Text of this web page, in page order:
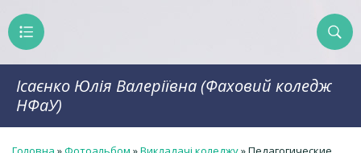
Ісаєнко Юлія Валеріївна (Фаховий коледж
НФаУ)